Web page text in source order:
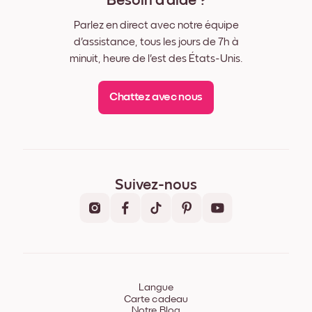
Parlez en direct avec notre équipe
d'assistance, tous les jours de 7h à
minuit, heure de l'est des États-Unis.
Chattez avec nous
Suivez-nous
Langue
Carte cadeau